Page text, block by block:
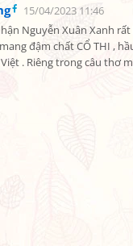
15/04/2023 11:46
Nguyễn Xuân Xanh
đậm chất CỔ THI ,
. Riêng trong câu thơ